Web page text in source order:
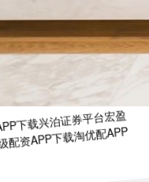
资APP下载兴泊证券平台宏盈
顶级配资APP下载